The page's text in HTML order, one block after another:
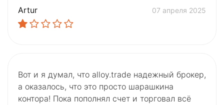
Artur
07 апреля 2025
Вот и я думал, что alloy.trade надежный брокер,
а оказалось, что это просто шарашкина
контора! Пока пополнял счет и торговал всё